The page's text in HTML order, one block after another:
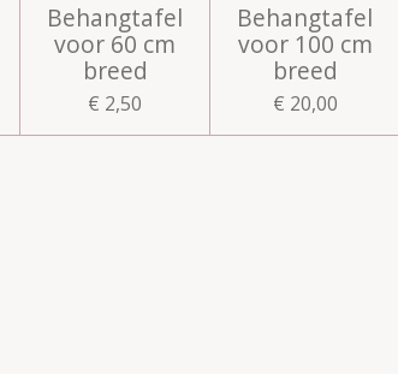
Behangtafel
voor 60 cm
breed
€ 2,50
Behangtafel
voor 100 cm
breed
€ 20,00